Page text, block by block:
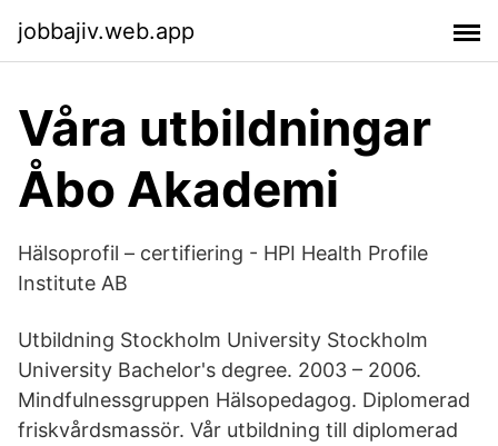
jobbajiv.web.app
Våra utbildningar
Åbo Akademi
Hälsoprofil – certifiering - HPI Health Profile
Institute AB
Utbildning Stockholm University Stockholm
University Bachelor's degree. 2003 – 2006.
Mindfulnessgruppen Hälsopedagog. Diplomerad
friskvårdsmassör. Vår utbildning till diplomerad